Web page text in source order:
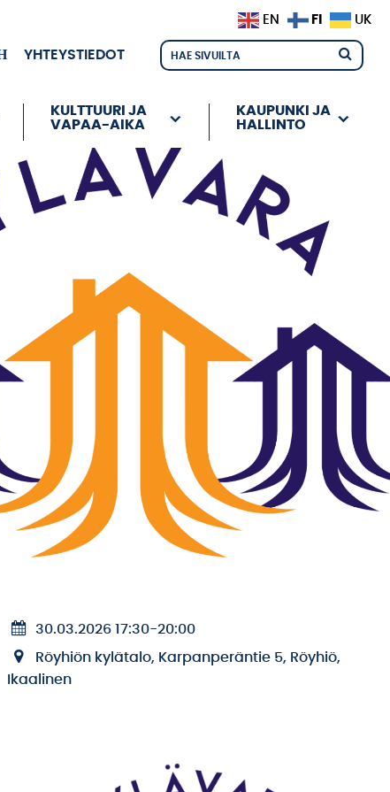
YHTEYSTIEDOT
KULTTUURI JA
VAPAA-AIKA
KAUPUNKI JA
HALLINTO
30.03.2026 17:30-20:00
Röyhiön kylätalo, Karpanperäntie 5, Röyhiö,
Ikaalinen
EN FI UK